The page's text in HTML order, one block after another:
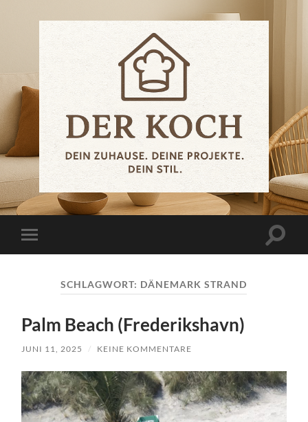
.der.koch.
Mobile-
Menü
SCHLAGWORT: DÄNEMARK STRAND
Palm Beach (Frederikshavn)
JUNI 11, 2025 / KEINE KOMMENTARE